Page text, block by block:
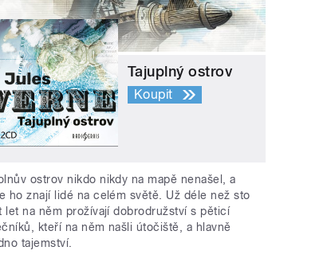
Tajuplný ostrov
Koupit
ostrov nikdo nikdy na mapě nenašel, a
ho znají lidé na celém světě. Už déle než sto
let na něm prožívají dobrodružství s pěticí
kteří na něm našli útočiště, a hlavně
tajemství.